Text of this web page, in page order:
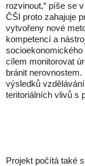
rozvinout,“ píše se
ČŠI proto zahajuje
vytvořeny nové
kompetencí a
cílem monitorovat
bránit
výsledků
teritoriálních vlivů s
Projekt počítá také